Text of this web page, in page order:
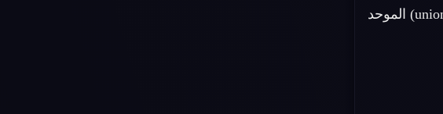
الجيزة و جميع محافظات مصر .. اتصل الان علي الخط الساخن و رقم خدمة العملاء لصيانة ماركة (unionaire) الموحد